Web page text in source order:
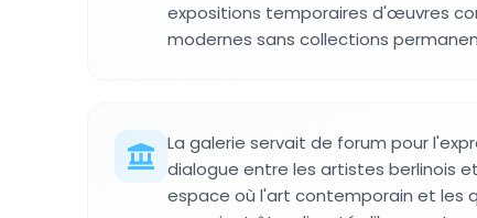
expositions temporaires d'œuvres
modernes sans collections
La galerie servait de forum pour
dialogue entre les artistes berlinois
espace où l'art contemporain et les